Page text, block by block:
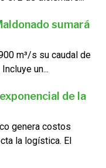
sumará
m³/s su caudal de
un...
de la
genera costos
la logística. El